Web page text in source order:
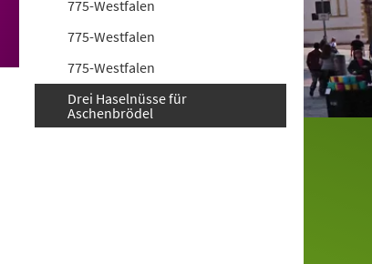
775-Westfalen
775-Westfalen
775-Westfalen
Drei Haselnüsse für
Aschenbrödel